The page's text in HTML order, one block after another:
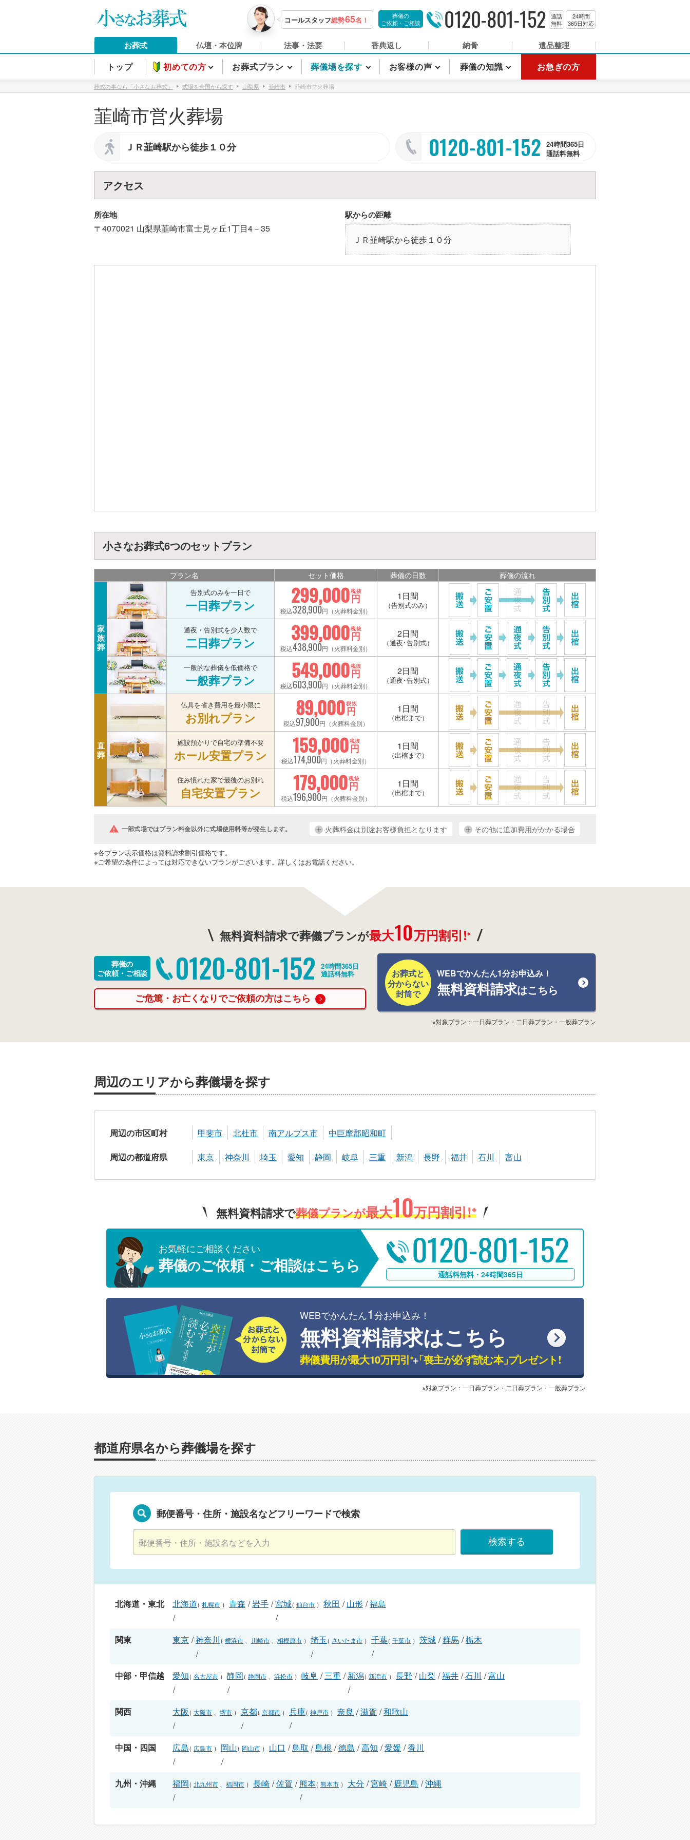
コールスタッフ総勢65名！
葬儀の
ご依頼・ご相談
0120-801-152
通話
無料
24時間
365日対応
お葬式 仏壇・本位牌 法事・法要 香典返し 納骨 遺品整理
トップ 初めての方 お葬式プラン 葬儀場を探す お客様の声 葬儀の知識 お急ぎの方
葬式の事なら「小さなお葬式」 式場を全国から探す 山梨県 韮崎市 韮崎市営火葬場
韮崎市営火葬場
ＪＲ韮崎駅から徒歩１０分 0120-801-152 24時間365日
通話料無料
アクセス
所在地
〒4070021 山梨県韮崎市富士見ヶ丘1丁目4－35
駅からの距離
ＪＲ韮崎駅から徒歩１０分
小さなお葬式6つのセットプラン
プラン名 セット価格 葬儀の日数 葬儀の流れ
家
族
葬
告別式のみを一日で
一日葬プラン 299,000円
税抜
税込328,900円（火葬料金別）
1日間
（告別式のみ）
通夜・告別式を少人数で
二日葬プラン 399,000円
税抜
税込438,900円（火葬料金別）
2日間
（通夜･告別式）
一般的な葬儀を低価格で
一般葬プラン 549,000円
税抜
税込603,900円（火葬料金別）
2日間
（通夜･告別式）
直
葬
仏具を省き費用を最小限に
お別れプラン 89,000円
税抜
税込97,900円（火葬料金別）
1日間
（出棺まで）
施設預かりで自宅の準備不要
ホール安置プラン 159,000円
税抜
税込174,900円（火葬料金別）
1日間
（出棺まで）
住み慣れた家で最後のお別れ
自宅安置プラン 179,000円
税抜
税込196,900円（火葬料金別）
1日間
（出棺まで）
一部式場ではプラン料金以外に式場使用料等が発生します。 火葬料金は別途お客様負担となります その他に追加費用がかかる場合
※各プラン表示価格は資料請求割引価格です。
※ご希望の条件によっては対応できないプランがございます。詳しくはお電話ください。
無料資料請求で葬儀プランが最大10万円割引!※
葬儀の
ご依頼・ご相談
0120-801-152 24時間365日
通話料無料
ご危篤・お亡くなりでご依頼の方はこちら
お葬式と
分からない
封筒で
WEBでかんたん1分お申込み！
無料資料請求はこちら
※対象プラン：一日葬プラン・二日葬プラン・一般葬プラン
周辺のエリアから葬儀場を探す
周辺の市区町村 甲斐市 北杜市 南アルプス市 中巨摩郡昭和町
周辺の都道府県 東京 神奈川 埼玉 愛知 静岡 岐阜 三重 新潟 長野 福井 石川 富山
無料資料請求で葬儀プランが最大10万円割引!※
お気軽にご相談ください
葬儀のご依頼・ご相談はこちら 0120-801-152
通話料無料・24時間365日
WEBでかんたん1分お申込み！
無料資料請求はこちら
葬儀費用が最大10万円引 ※+
「喪主が必ず読む本」プレゼント!
※対象プラン：一日葬プラン・二日葬プラン・一般葬プラン
都道府県名から葬儀場を探す
郵便番号・住所・施設名などフリーワードで検索
検索する
北海道・東北 北海道（ 札幌市 ）
/
青森 /岩手 /宮城（ 仙台市 ）
/
秋田 /山形 /福島
関東 東京 /神奈川（ 横浜市 川崎市 相模原市 ）
/
埼玉（ さいたま市 ）
/
千葉（ 千葉市 ）
/
茨城 /群馬 /栃木
中部・甲信越 愛知（ 名古屋市 ）
/
静岡（ 静岡市 浜松市 ）
/
岐阜 /三重 /新潟（ 新潟市 ）
/
長野 /山梨 /福井 /石川 /富山
関西 大阪（ 大阪市 堺市 ）
/
京都（ 京都市 ）
/
兵庫（ 神戸市 ）
/
奈良 /滋賀 /和歌山
中国・四国 広島（ 広島市 ）
/
岡山（ 岡山市 ）
/
山口 /鳥取 /島根 /徳島 /高知 /愛媛 /香川
九州・沖縄 福岡（ 北九州市 福岡市 ）
/
長崎 /佐賀 /熊本（ 熊本市 ）
/
大分 /宮崎 / 鹿児島 /沖縄